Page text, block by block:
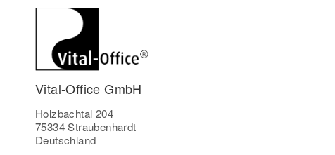
Vital-Office GmbH
Holzbachtal 204
75334 Straubenhardt
Deutschland